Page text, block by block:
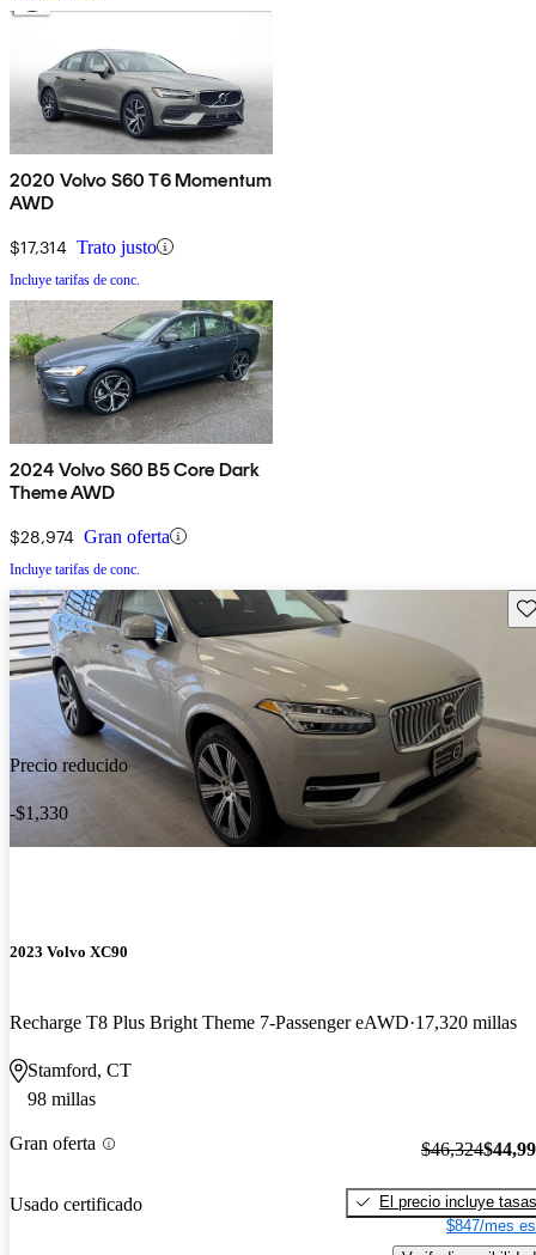
2020 Volvo S60 T6 Momentum
AWD
$17,314 Trato justo
Incluye tarifas de conc.
2024 Volvo S60 B5 Core Dark
Theme AWD
$28,974 Gran oferta
Incluye tarifas de conc.
Precio reducido
-$1,330
2023 Volvo XC90
Recharge T8 Plus Bright Theme 7-Passenger eAWD 17,320 millas
Stamford, CT
98 millas
Gran oferta
Usado certificado
$46,324
El precio incluye tasas
$847/mes